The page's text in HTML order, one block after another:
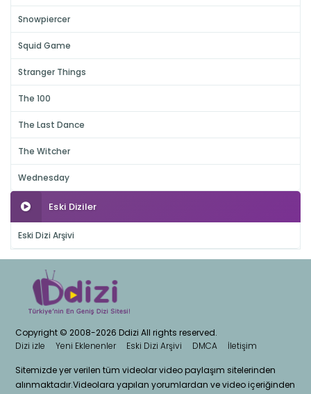
Snowpiercer
Squid Game
Stranger Things
The 100
The Last Dance
The Witcher
Wednesday
Eski Diziler
Eski Dizi Arşivi
Copyright © 2008-2026 Ddizi All rights reserved.
Dizi izle
Yeni Eklenenler Eski Dizi Arşivi DMCA İletişim
Sitemizde yer verilen tüm videolar video paylaşım sitelerinden
alınmaktadır.Videolara yapılan yorumlardan ve video içeriğinden